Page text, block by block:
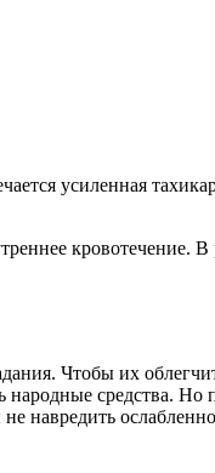
усиленная
кровотечение. В
Чтобы их
средства. Но
навредить